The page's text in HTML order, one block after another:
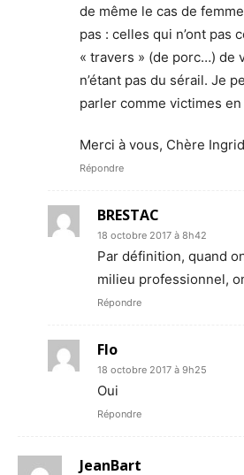
de même le cas de
pas : celles qui n’ont pas
« travers » (de porc…) de
n’étant pas du sérail. Je
parler comme victimes
Merci à vous, Chère
Répondre
BRESTAC
18 octobre 2017 à 8h42
Par définition, quand
milieu professionnel,
Répondre
Flo
18 octobre 2017 à 9h25
Oui
Répondre
JeanBart